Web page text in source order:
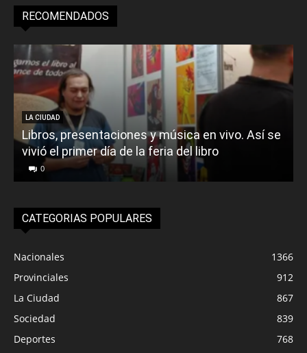
RECOMENDADOS
LA CIUDAD
Libros, presentaciones y música en vivo. Así se
vivió el primer día de la feria del libro
0
CATEGORIAS POPULARES
Nacionales
1366
Provinciales
912
La Ciudad
867
Sociedad
839
Deportes
768